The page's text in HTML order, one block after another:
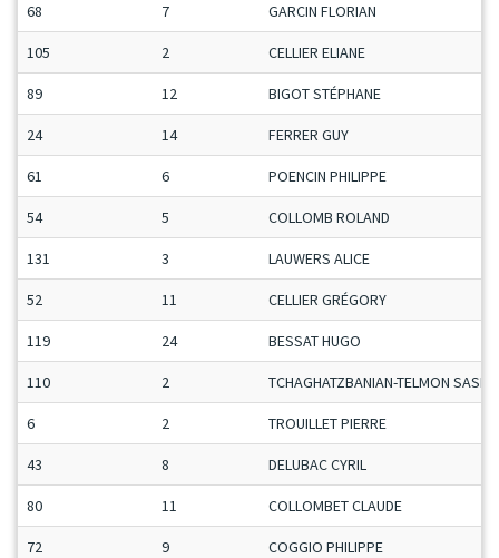
68 7 GARCIN FLORIAN
105 2 CELLIER ELIANE
89 12 BIGOT STÉPHANE
24 14 FERRER GUY
61 6 POENCIN PHILIPPE
54 5 COLLOMB ROLAND
131 3 LAUWERS ALICE
52 11 CELLIER GRÉGORY
119 24 BESSAT HUGO
110 2 TCHAGHATZBANIAN-TELMON SASHA
6 2 TROUILLET PIERRE
43 8 DELUBAC CYRIL
80 11 COLLOMBET CLAUDE
72 9 COGGIO PHILIPPE